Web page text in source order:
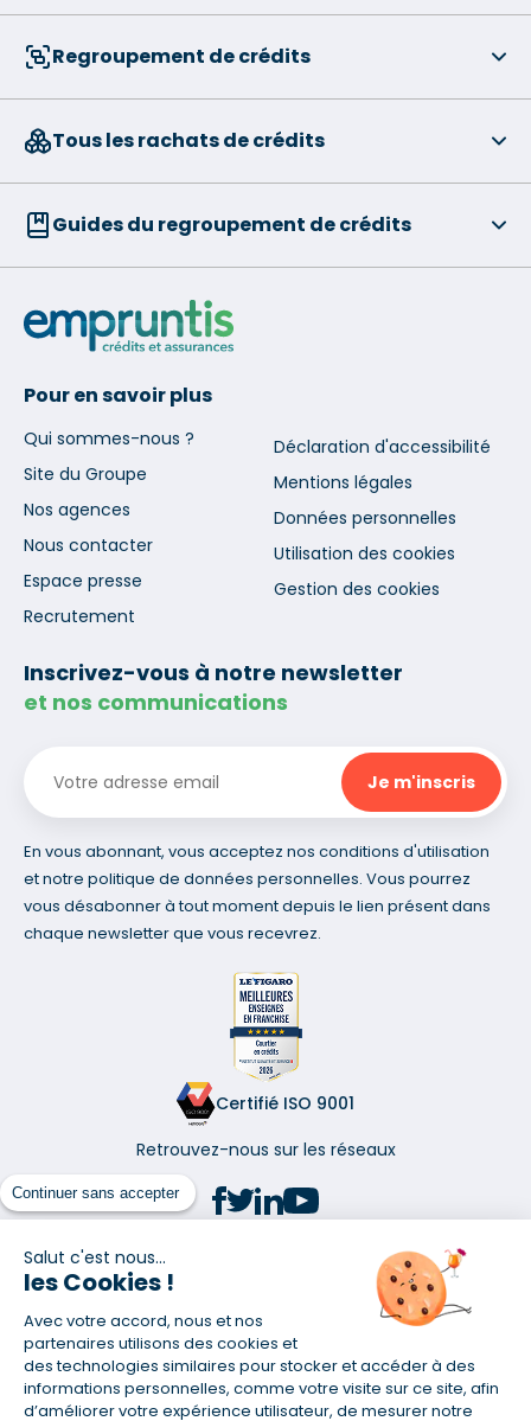
Continuer sans accepter
Salut c'est nous...
les Cookies !
Avec votre accord, nous et nos
partenaires utilisons des cookies et
des technologies similaires pour stocker et accéder à des
informations personnelles, comme votre visite sur ce site, afin
d’améliorer votre expérience utilisateur, de mesurer notre
Regroupement de crédits
Tous les rachats de crédits
Guides du regroupement de crédits
Pour en savoir plus
Qui sommes-nous ?
Site du Groupe
Nos agences
Nous contacter
Espace presse
Recrutement
Déclaration d'accessibilité
Mentions légales
Données personnelles
Utilisation des cookies
Gestion des cookies
Inscrivez-vous à notre newsletter
et nos communications
En vous abonnant, vous acceptez nos conditions d'utilisation
et notre politique de données personnelles. Vous pourrez
vous désabonner à tout moment depuis le lien présent dans
chaque newsletter que vous recevrez.
Certifié ISO 9001
Retrouvez-nous sur les réseaux
(1) Taux fixe national hors assurance et selon votre profil
(2) Économie de 65 % pour l'assurance d'un prêt amortissable de 330
457,23 € à 0,90 % sur 19,5 ans, accordé à un salarié non cadre assuré à
100 % (décès, PTIA, IPP, ITT, IPP) âgé de 36 ans fumeur et une personne
salariée non cadre assurée à 100 % (décès, PTIA, IPP, ITT, IPP) âgée de 35
ans et non-fumeur, tous deux sans risque médical connu. Au